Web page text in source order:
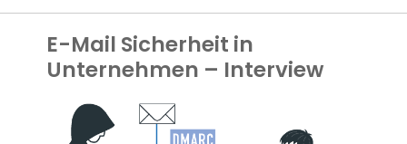
E-Mail Sicherheit in
Unternehmen – Interview